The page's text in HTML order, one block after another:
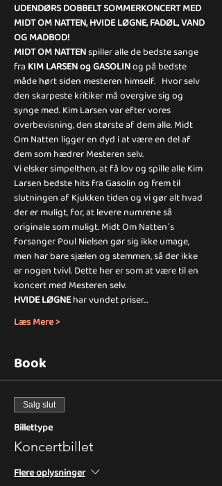
UDENDØRS DOBBELT SOMMERKONCERT MED
MIDT OM NATTEN, HVIDE LØGNE, FADØL, VAND
OG MADBOD!
MIDT OM NATTEN spiller alle de bedste sange
fra KIM LARSEN og GASOLIN og på bedste
måde hørt siden mesteren himself.   Hvor selv
den skarpeste kritiker må overgive sig og
synge med. Kim Larsen var efter vores
overbevisning, den største af dem alle. Midt
Om Natten ligger en dyd i at være en del af
dem som hædrer Mesteren selv.
Vi elsker simpelthen, at få lov og spille alle Kim
Larsen bedste hits fra Gasolin og frem til
slutningen af Kjukken tiden og vi gør alt hvad
der er muligt, for, at levere numrene så
originale som muligt. Midt Om Natten´s
forsanger Poul Nielsen gør sig ikke umage,
men har bare sjælen og stemmen, så der ikke
er nogen tvivl. Dette her er som at være til en
koncert med Mesteren selv.
HVIDE LØGNE har vundet priser…
Læs Mere >
Book
Salg slut
Billettype
Koncertbillet
Flere oplysninger